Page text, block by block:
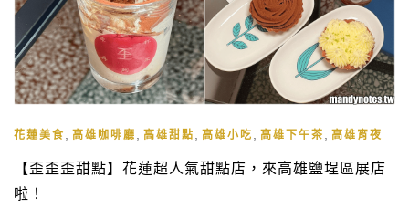
花蓮美食 高雄咖啡廳 高雄甜點 高雄小吃 高雄下午茶 高雄宵夜
【歪歪歪甜點】花蓮超人氣甜點店，來高雄鹽埕區展店
啦！